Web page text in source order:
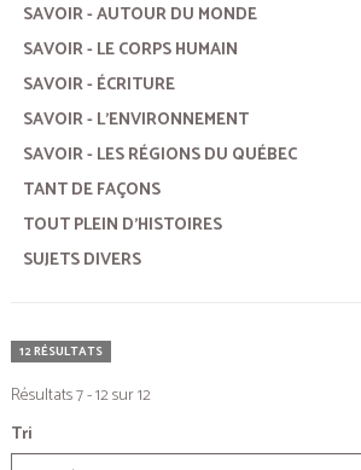
SAVOIR - AUTOUR DU MONDE
SAVOIR - LE CORPS HUMAIN
SAVOIR - ÉCRITURE
SAVOIR - L'ENVIRONNEMENT
SAVOIR - LES RÉGIONS DU QUÉBEC
TANT DE FAÇONS
TOUT PLEIN D'HISTOIRES
SUJETS DIVERS
12 RÉSULTATS
Résultats 7 - 12 sur 12
Tri